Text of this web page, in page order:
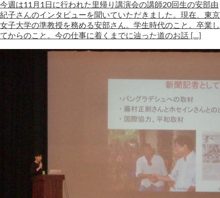
今週は11月1日に行われた里帰り講演会の講師20回生の安部由
紀子さんのインタビューを聞いていただきました。現在、東京
女子大学の準教授を務める安部さん。学生時代のこと。卒業し
てからのこと。今の仕事に着くまでに辿った道のお話 […]